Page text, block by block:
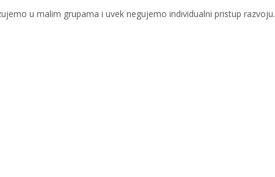
u malim grupama i uvek negujemo individualni pristup razvoju.